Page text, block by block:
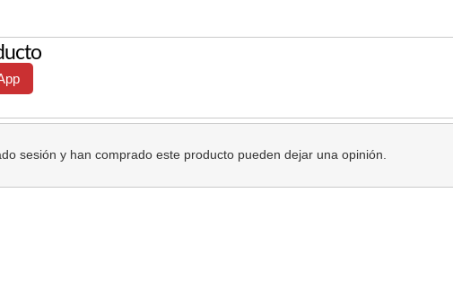
sesión y han comprado este producto pueden dejar una opinión.